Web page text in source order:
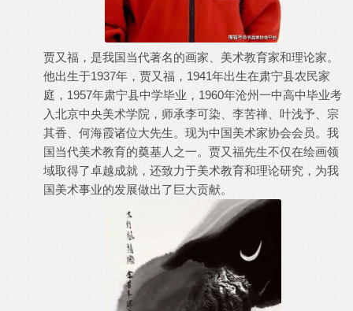
贾又福，是我国当代著名的画家、美术教育家和理论家。
他出生于1937年，贾又福，1941年出生在肃宁县农民家
庭，1957年肃宁县中学毕业，1960年沧州一中高中毕业考
入北京中央美术学院，师承李可染、李苦禅、叶浅予、宗
其香、何海霞诸位大先生。现为中国美术家协会会员。我
国当代美术教育的奠基人之一。贾又福先生不仅在绘画领
域取得了卓越成就，还致力于美术教育和理论研究，为我
国美术事业的发展做出了巨大贡献。